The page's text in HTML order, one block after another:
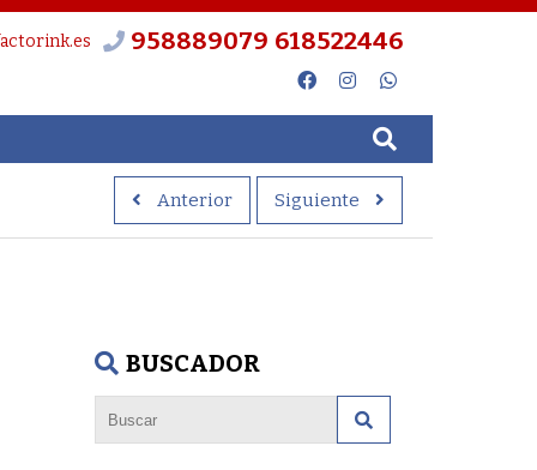
958889079 618522446
Anterior Siguiente
BUSCADOR